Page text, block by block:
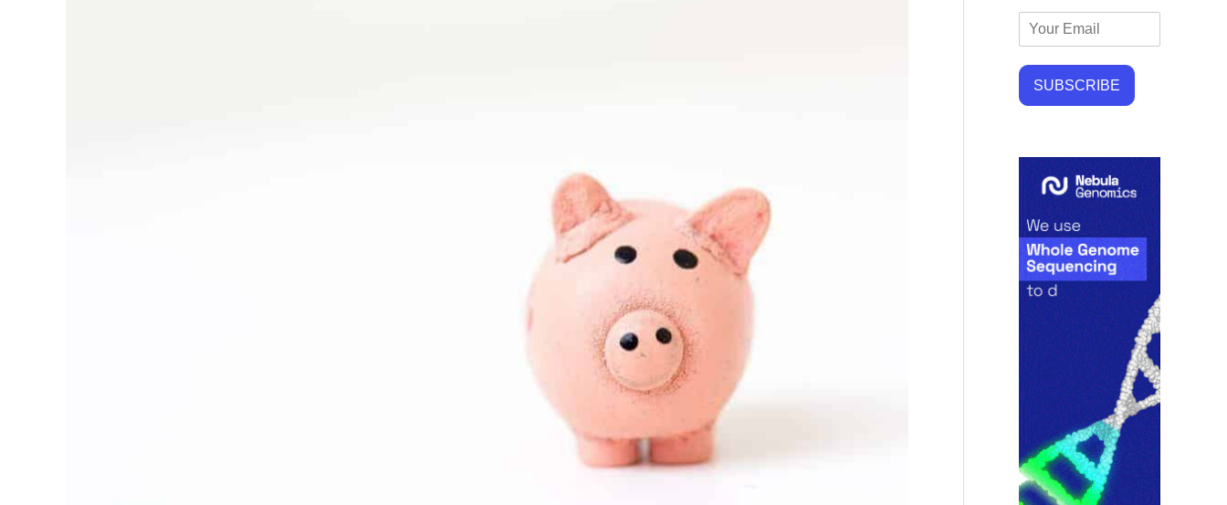
SUBSCRIBE